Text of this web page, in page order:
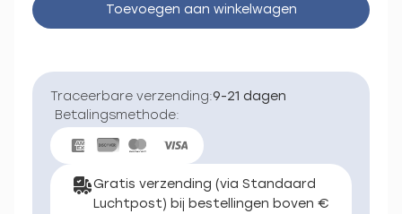
Toevoegen aan winkelwagen
Traceerbare verzending:9-21 dagen
Betalingsmethode:
Gratis verzending (via Standaard
Luchtpost) bij bestellingen boven €